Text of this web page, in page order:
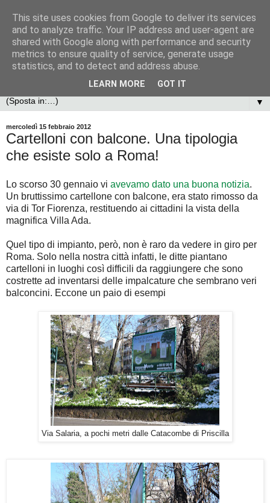
▼
mercoledì 15 febbraio 2012
Cartelloni con balcone. Una tipologia
che esiste solo a Roma!
Lo scorso 30 gennaio vi avevamo dato una buona notizia.
Un bruttissimo cartellone con balcone, era stato rimosso da
via di Tor Fiorenza, restituendo ai cittadini la vista della
magnifica Villa Ada.
Quel tipo di impianto, però, non è raro da vedere in giro per
Roma. Solo nella nostra città infatti, le ditte piantano
cartelloni in luoghi così difficili da raggiungere che sono
costrette ad inventarsi delle impalcature che sembrano veri
balconcini. Eccone un paio di esempi
Via Salaria, a pochi metri dalle Catacombe di Priscilla
This site uses cookies from Google to deliver its services
and to analyze traffic. Your IP address and user-agent are
shared with Google along with performance and security
metrics to ensure quality of service, generate usage
statistics, and to detect and address abuse.
LEARN MORE GOT IT